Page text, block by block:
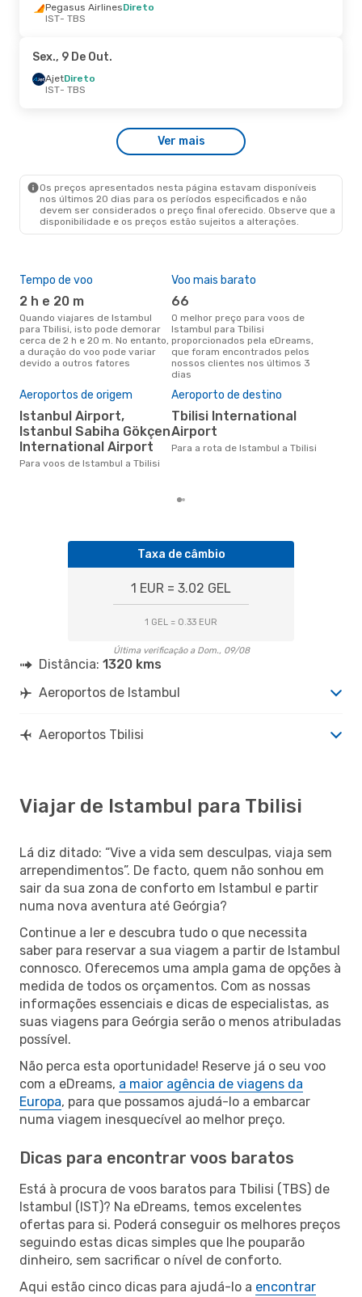
Pegasus AirlinesDireto
IST- TBS
Sex., 9 De Out.
AjetDireto
IST- TBS
Ver mais
Os preços apresentados nesta página estavam disponíveis
nos últimos 20 dias para os períodos especificados e não
devem ser considerados o preço final oferecido. Observe que a
disponibilidade e os preços estão sujeitos a alterações.
Tempo de voo
2 h e 20 m
Quando viajares de Istambul
para Tbilisi, isto pode demorar
cerca de 2 h e 20 m. No entanto,
a duração do voo pode variar
devido a outros fatores
Voo mais barato
66
O melhor preço para voos de
Istambul para Tbilisi
proporcionados pela eDreams,
que foram encontrados pelos
nossos clientes nos últimos 3
dias
Aeroportos de origem
Istanbul Sabiha Gökçen
International Airport
Para voos de Istambul a Tbilisi
Aeroporto de destino
Tbilisi International
Airport
Para a rota de Istambul a Tbilisi
Taxa de câmbio
1 EUR = 3.02 GEL
1 GEL = 0.33 EUR
Última verificação a Dom., 09/08
Distância: 1320 kms
Aeroportos de Istambul
Aeroportos Tbilisi
Viajar de Istambul para Tbilisi
Lá diz ditado: “Vive a vida sem desculpas, viaja sem
arrependimentos”. De facto, quem não sonhou em
sair da sua zona de conforto em Istambul e partir
numa nova aventura até Geórgia?
Continue a ler e descubra tudo o que necessita
saber para reservar a sua viagem a partir de Istambul
connosco. Oferecemos uma ampla gama de opções à
medida de todos os orçamentos. Com as nossas
informações essenciais e dicas de especialistas, as
suas viagens para Geórgia serão o menos atribuladas
possível.
Não perca esta oportunidade! Reserve já o seu voo
com a eDreams, a maior agência de viagens da
Europa, para que possamos ajudá-lo a embarcar
numa viagem inesquecível ao melhor preço.
Dicas para encontrar voos baratos
Está à procura de voos baratos para Tbilisi (TBS) de
Istambul (IST)? Na eDreams, temos excelentes
ofertas para si. Poderá conseguir os melhores preços
seguindo estas dicas simples que lhe pouparão
dinheiro, sem sacrificar o nível de conforto.
Aqui estão cinco dicas para ajudá-lo a encontrar